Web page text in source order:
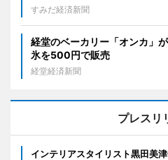
すみだ経済新聞
経堂のベーカリー「オンカ」
氷を500円で販売
経堂経済新聞
プレスリ
インテリアスタイリスト黒田美